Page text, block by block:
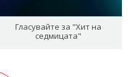
Гласувайте за "Хит на
седмицата"